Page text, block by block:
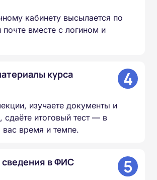
кабинету высылается по
почте вместе с логином и
курса 4
изучаете документы и
сдаёте итоговый тест — в
время и темпе.
в ФИС
5